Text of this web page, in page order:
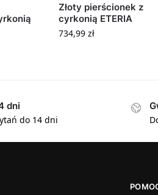
Złoty pierścionek z
cyrkonią ETERIA
734,99 zł
dni
do 14 dni